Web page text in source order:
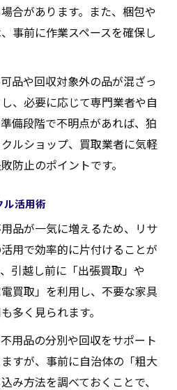
合があります。また、梱包や
事前に作業スペースを確保し
品や回収対象外の品が混ざっ
、必要に応じて専門業者や自
備段階で不明点があれば、狛
ルショップ、買取業者に気軽
防止のポイントです。
ル活用術
品が一気に増えるため、リサ
用で効率的に片付けることが
引越し前に「出張買取」や
買取」を利用し、不要な家具
多く見られます。
用品の分別や回収をサポート
すが、事前に自治体の「粗大
み方法を調べておくことで、